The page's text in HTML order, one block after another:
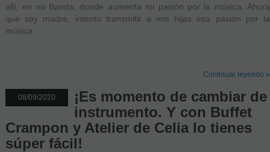
allí, en mi Banda, donde aumenta mi pasión por la música. Ahora
que soy madre, intento transmitir a mis hijas esa pasión por la
música.
Continuar leyendo »
08/09/2020
¡Es momento de cambiar de
instrumento. Y con Buffet
Crampon y Atelier de Celia lo tienes
súper fácil!